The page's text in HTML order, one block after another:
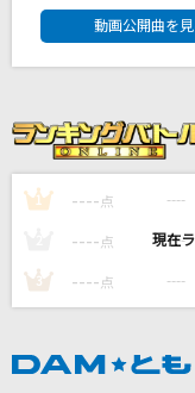
ルパン三世のテー
欅坂46
Summering
BRAVE GROOVE
DAM★と
動画公開曲を見
1 ---- 点 ----
---- 点 ----
3 ---- 点 ----